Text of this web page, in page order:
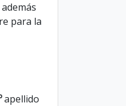
para la
apellido